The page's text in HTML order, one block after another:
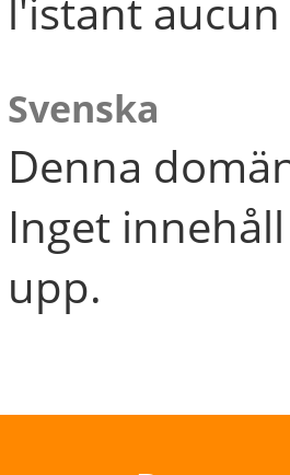
l'istant
Svenska
Denna
Inget
upp.